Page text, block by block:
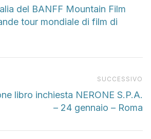
del BANFF Mountain Film
tour mondiale di film di
SUCCESSIVO
libro inchiesta NERONE S.P.A.
– 24 gennaio – Roma